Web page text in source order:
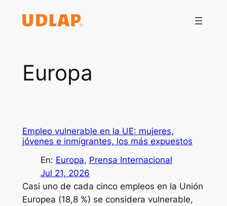
Europa
Empleo vulnerable en la UE: mujeres,
jóvenes e inmigrantes, los más expuestos
En: Europa, Prensa Internacional
Jul 21, 2026
Casi uno de cada cinco empleos en la Unión
Europea (18,8 %) se considera vulnerable,